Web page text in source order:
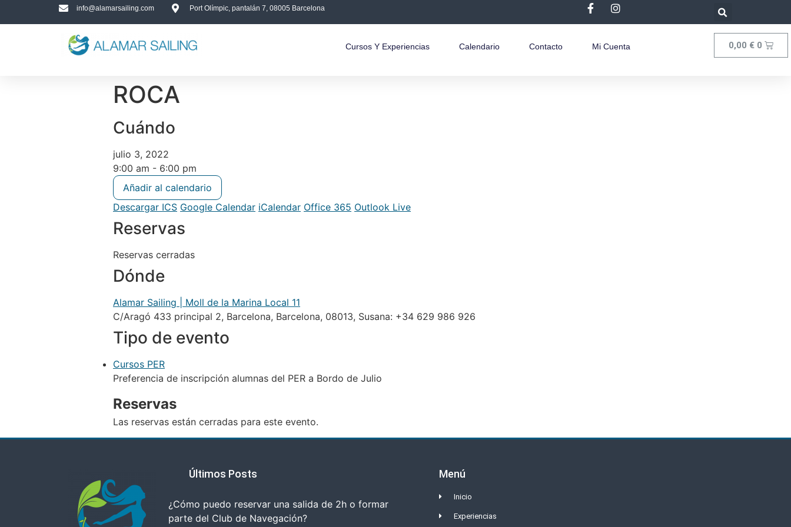
info@alamarsailing.com Port Olímpic, pantalán 7, 08005 Barcelona
Cursos Y Experiencias Calendario Contacto Mi Cuenta 0,00 € 0
ROCA
Cuándo
julio 3, 2022
9:00 am - 6:00 pm
Añadir al calendario
Descargar ICS Google Calendar iCalendar Office 365 Outlook Live
Reservas
Reservas cerradas
Dónde
Alamar Sailing | Moll de la Marina Local 11
C/Aragó 433 principal 2, Barcelona, Barcelona, 08013, Susana: +34 629 986 926
Tipo de evento
Cursos PER
Preferencia de inscripción alumnas del PER a Bordo de Julio
Reservas
Las reservas están cerradas para este evento.
Últimos Posts
¿Cómo puedo reservar una salida de 2h o formar
parte del Club de Navegación?
Menú
Inicio
Experiencias